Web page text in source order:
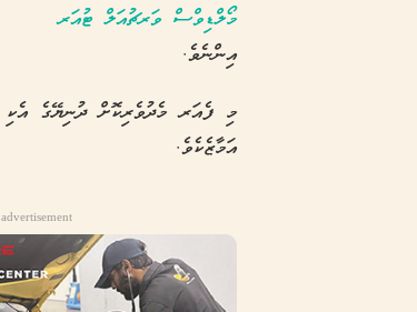
މޯލްޑިވްސް ވަރޗުއަލް ޓުއަރ
އިންނެވެ.
އަމާޒެކެވެ.
advertisement